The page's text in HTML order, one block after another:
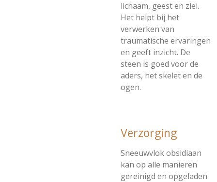
lichaam, geest en ziel.
Het helpt bij het
verwerken van
traumatische ervaringen
en geeft inzicht. De
steen is goed voor de
aders, het skelet en de
ogen.
Verzorging
Sneeuwvlok obsidiaan
kan op alle manieren
gereinigd en opgeladen